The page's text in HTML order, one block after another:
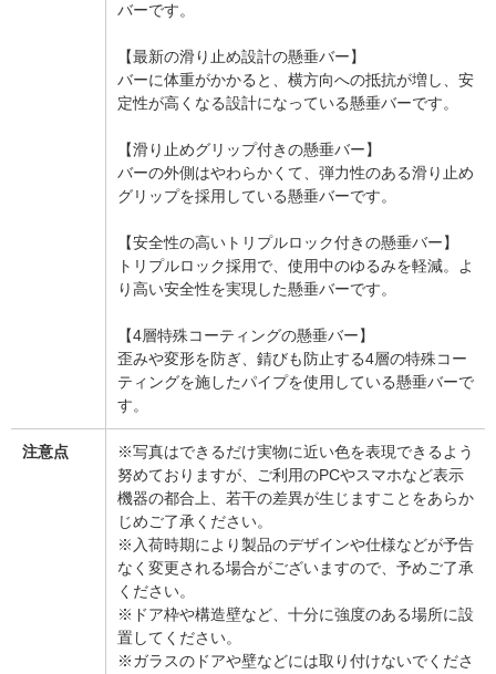
バーです。
【最新の滑り止め設計の懸垂バー】
バーに体重がかかると、横方向への抵抗が増し、安
定性が高くなる設計になっている懸垂バーです。
【滑り止めグリップ付きの懸垂バー】
バーの外側はやわらかくて、弾力性のある滑り止め
グリップを採用している懸垂バーです。
【安全性の高いトリプルロック付きの懸垂バー】
トリプルロック採用で、使用中のゆるみを軽減。よ
り高い安全性を実現した懸垂バーです。
【4層特殊コーティングの懸垂バー】
歪みや変形を防ぎ、錆びも防止する4層の特殊コー
ティングを施したパイプを使用している懸垂バーで
す。
注意点
※写真はできるだけ実物に近い色を表現できるよう
努めておりますが、ご利用のPCやスマホなど表示
機器の都合上、若干の差異が生じますことをあらか
じめご了承ください。
※入荷時期により製品のデザインや仕様などが予告
なく変更される場合がございますので、予めご了承
ください。
※ドア枠や構造壁など、十分に強度のある場所に設
置してください。
※ガラスのドアや壁などには取り付けないでくださ